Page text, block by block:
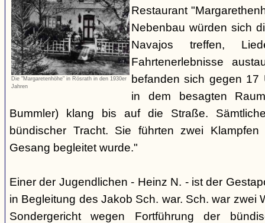
Die "Margaretenhöhe" in Rösrath in den 1930er
Jahren
Restaurant
Nebenbau würden sich
Navajos treffen,
Fahrtenerlebnisse
befanden sich gegen 17
in dem besagten
Bummler) klang bis auf die Straße.
bündischer Tracht. Sie führten zwei
Gesang begleitet wurde."
Einer der Jugendlichen - Heinz N. - ist der
in Begleitung des Jakob Sch. war. Sch. war zwei
Sondergericht wegen Fortführung der